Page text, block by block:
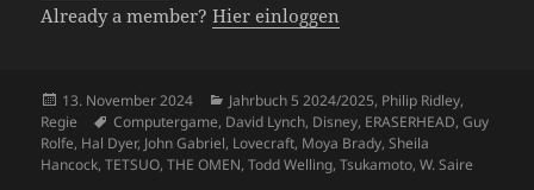
Already a member?Hier einloggen
Veröffentlicht
am
13. November 2024 Kategorien
Jahrbuch 5 2024/2025, Philip Ridley,
Regie
Schlagwörter
Computergame, David Lynch, Disney, ERASERHEAD,Guy
Rolfe, Hal Dyer, John Gabriel, Lovecraft, Moya Brady,Sheila
Hancock,TETSUO,THE OMEN,Todd Welling,Tsukamoto,W. Saire